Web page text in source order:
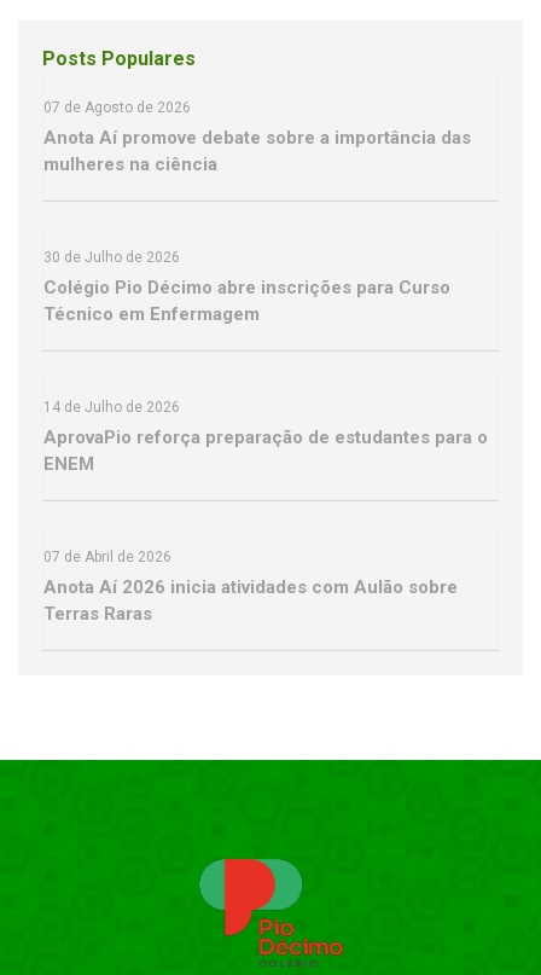
Posts Populares
07 de Agosto de 2026
Anota Aí promove debate sobre a importância das
mulheres na ciência
30 de Julho de 2026
Colégio Pio Décimo abre inscrições para Curso
Técnico em Enfermagem
14 de Julho de 2026
AprovaPio reforça preparação de estudantes para o
ENEM
07 de Abril de 2026
Anota Aí 2026 inicia atividades com Aulão sobre
Terras Raras